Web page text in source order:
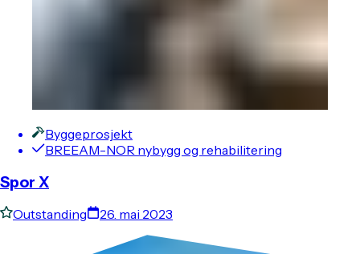
Byggeprosjekt
BREEAM-NOR nybygg og rehabilitering
Spor X
Outstanding 26. mai 2023